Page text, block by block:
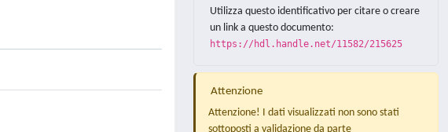
Utilizza questo identificativo per citare o creare
un link a questo documento:
https://hdl.handle.net/11582/215625
Attenzione
Attenzione! I dati visualizzati non sono stati
sottoposti a validazione da parte